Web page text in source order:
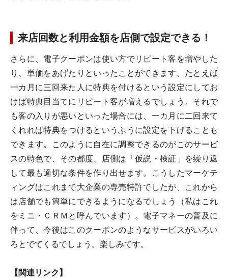
来店回数と利用金額を店側で設定できる！
さらに、電子クーポンは使い方でリピート客を増やした
り、単価をあげたりといったことができます。たとえば
一カ月に三回来た人に特典を付けるという設定にしてお
けば特典目当てにリピート客が増えるでしょう。それで
も客の入りが悪いといった場合には、一カ月に二回来て
くれれば特典をつけるというふうに設定を下げることも
できます。このように自在に調整できるのがこのサービ
スの特色で、その都度、店側は「仮説・検証」を繰り返
して最も適切な条件を作り出せます。こうしたマーケテ
ィングはこれまで大企業の専売特許でしたが、これから
は店舗でも簡単にできるようになるでしょう（私はこれ
をミニ・ＣＲＭと呼んでいます）。電子マネーの普及に
伴って、今後はこのクーポンのようなサービスがいろい
ろとでてくるでしょう。楽しみです。
【関連リンク】